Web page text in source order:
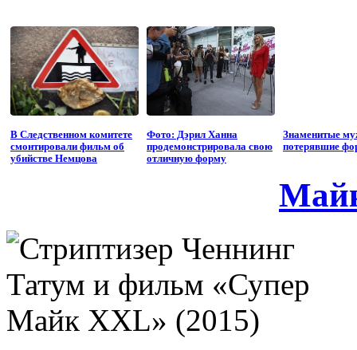
В Следственном комитете
смонтировали фильм об
убийстве Немцова
Фото: Дэрил Ханна
продемонстрировала свою
отличную форму
Знаменитые
потерявшие